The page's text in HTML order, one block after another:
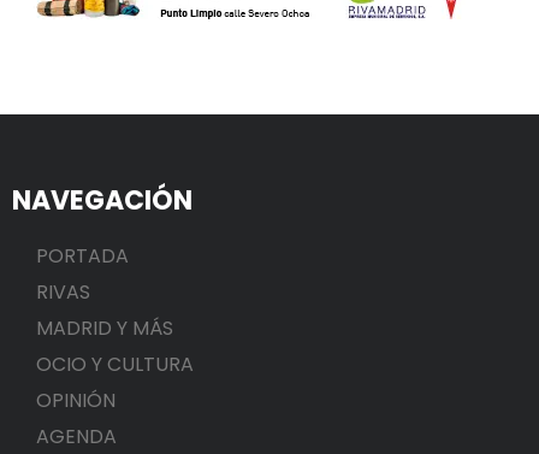
NAVEGACIÓN
PORTADA
RIVAS
MADRID Y MÁS
OCIO Y CULTURA
OPINIÓN
AGENDA